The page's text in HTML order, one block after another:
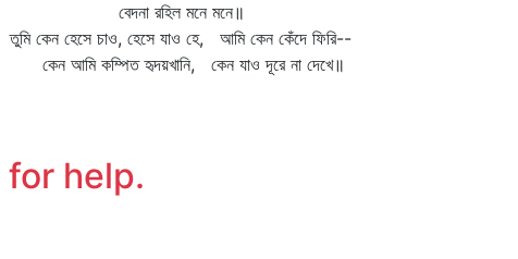
বেদনা রহিল মনে মনে॥
তুমি কেন হেসে চাও, হেসে যাও হে, আমি কেন কেঁদে ফিরি--
কেন আমি কম্পিত হৃদয়খানি, কেন যাও দূরে না দেখে॥
for help.